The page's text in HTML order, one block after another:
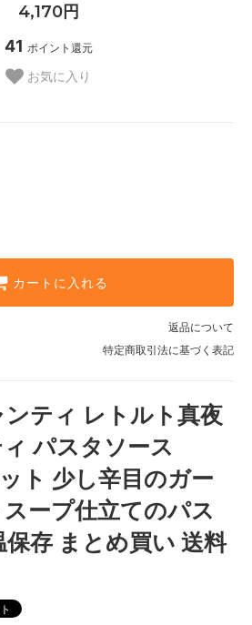
4,170円
41 ポイント還元
お気に入り
カートに入れる
返品について
特定商取引法に基づく表記
ティ レトルト真夜
パスタソース
ト 少し辛目のガー
ープ仕立てのパス
存 まとめ買い 送料